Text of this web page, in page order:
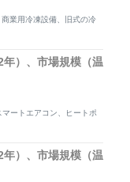
業用冷凍設備、旧式の冷
）、市場規模（温
ートエアコン、ヒートポ
）、市場規模（温